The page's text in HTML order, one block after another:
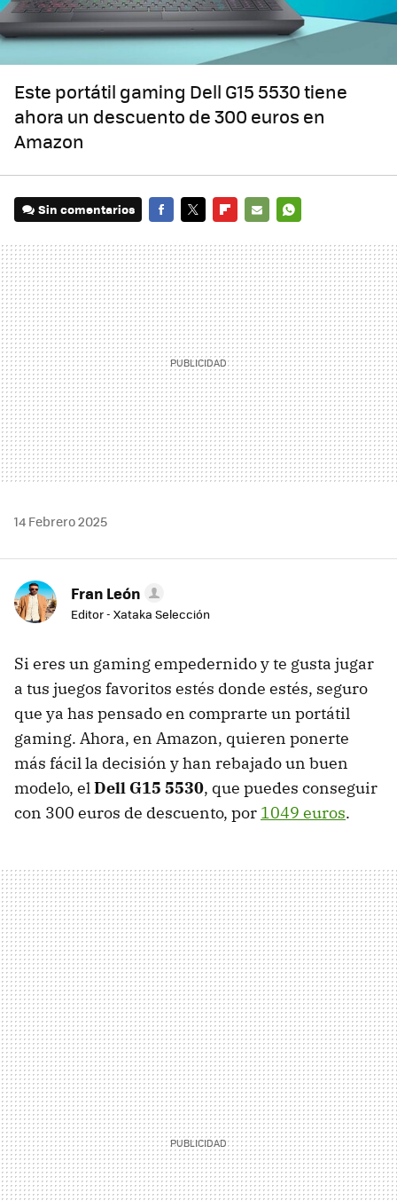
Este portátil gaming Dell G15 5530 tiene
ahora un descuento de 300 euros en
Amazon
Sin comentarios
MAIL
14 Febrero 2025
Fran León
Editor - Xataka Selección
Si eres un gaming empedernido y te gusta jugar
a tus juegos favoritos estés donde estés, seguro
que ya has pensado en comprarte un portátil
gaming. Ahora, en Amazon, quieren ponerte
más fácil la decisión y han rebajado un buen
modelo, elDell G15 5530, que puedes conseguir
con 300 euros de descuento, por 1049 euros.